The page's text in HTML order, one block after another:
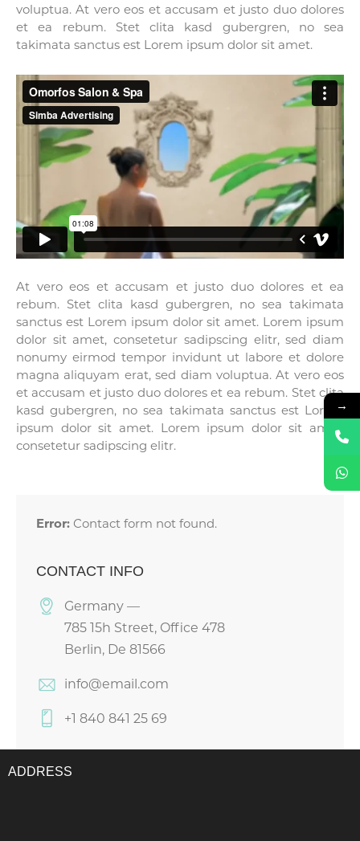
voluptua. At vero eos et accusam et justo duo dolores
et ea rebum. Stet clita kasd gubergren, no sea
takimata sanctus est Lorem ipsum dolor sit amet.
At vero eos et accusam et justo duo dolores et ea
rebum. Stet clita kasd gubergren, no sea takimata
sanctus est Lorem ipsum dolor sit amet. Lorem ipsum
dolor sit amet, consetetur sadipscing elitr, sed diam
nonumy eirmod tempor invidunt ut labore et dolore
magna aliquyam erat, sed diam voluptua. At vero eos
et accusam et justo duo dolores et ea rebum. Stet clita
kasd gubergren, no sea takimata sanctus est Lorem
ipsum dolor sit amet. Lorem ipsum dolor sit amet,
consetetur sadipscing elitr.
Error: Contact form not found.
CONTACT INFO
Germany —
785 15h Street, Office 478
Berlin, De 81566
info@email.com
+1 840 841 25 69
ADDRESS
→